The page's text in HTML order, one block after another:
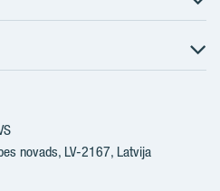
novads, LV-2167, Latvija